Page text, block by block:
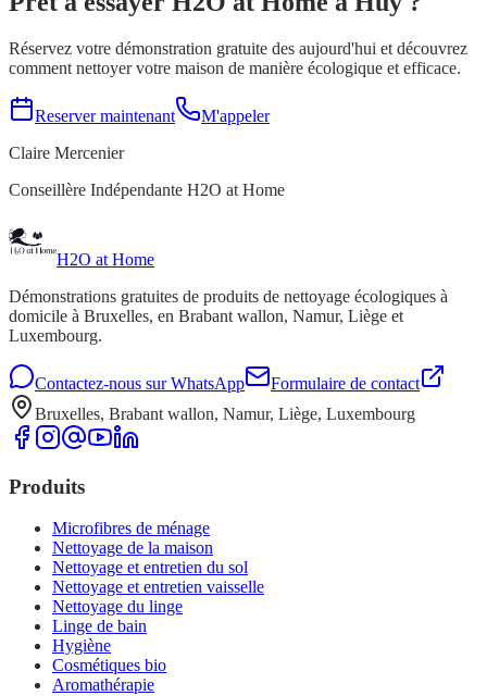
Réservez votre démonstration gratuite des aujourd'hui et découvrez
comment nettoyer votre maison de manière écologique et efficace.
Reserver maintenant
M'appeler
Claire Mercenier
Conseillère Indépendante H2O at Home
H2O at Home
Démonstrations gratuites de produits de nettoyage écologiques à
domicile à Bruxelles, en Brabant wallon, Namur, Liège et
Luxembourg.
Contactez-nous sur WhatsApp
Formulaire de contact
Bruxelles, Brabant wallon, Namur, Liège, Luxembourg
Produits
Microfibres de ménage
Nettoyage de la maison
Nettoyage et entretien du sol
Nettoyage et entretien vaisselle
Nettoyage du linge
Linge de bain
Hygiène
Cosmétiques bio
Aromathérapie